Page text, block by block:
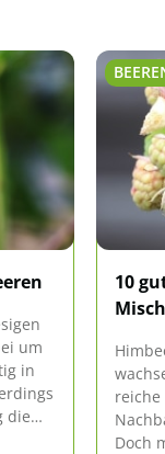
um
in
die
10
Doch